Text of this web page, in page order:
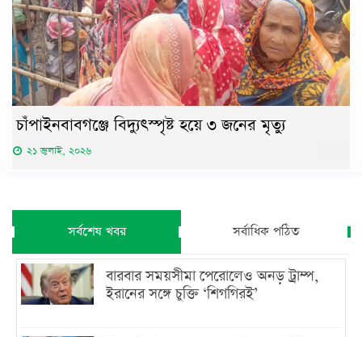
চাঁপাইনবাবগঞ্জে বিদ্যুৎস্পৃষ্ট হয়ে ৩ জনের মৃত্যু
২১ জুলাই, ২০২৬
সর্বশেষ খবর সর্বাধিক পঠিত
বারবার সময়সীমা পেরোলেও অনড় ট্রাম্প,
ইরানের সঙ্গে চুক্তি ‘শিগগিরই’